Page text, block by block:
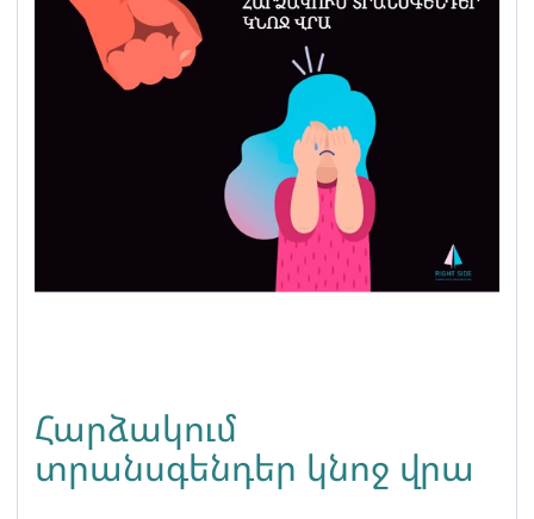
Հարձակում
տրանսգենդեր կնոջ վրա